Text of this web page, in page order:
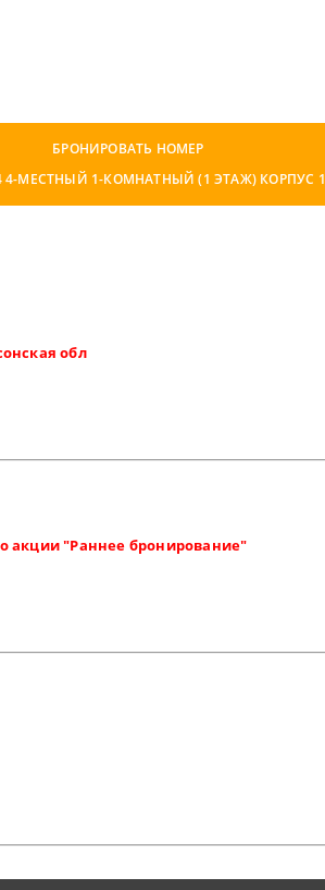
БРОНИРОВАТЬ НОМЕР
МЕСТНЫЙ 1-КОМНАТНЫЙ (1 ЭТАЖ) КОРПУС 1
обл
акции "Раннее бронирование"